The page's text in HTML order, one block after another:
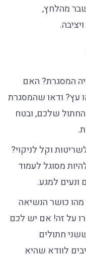
מהלחץ,
המסגרת? האם
עץ? ודאו שהמסגרת
שלכם, ובטח
וקל לניקוי?
מסוגל לעמוד
למגע.
כושר הנשיאה
על זה! אם יש לכם
חתולים
לוודא שהיא